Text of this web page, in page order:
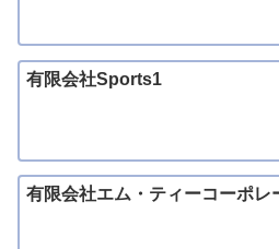
有限会社Sports1
有限会社エム・ティーコーポレ